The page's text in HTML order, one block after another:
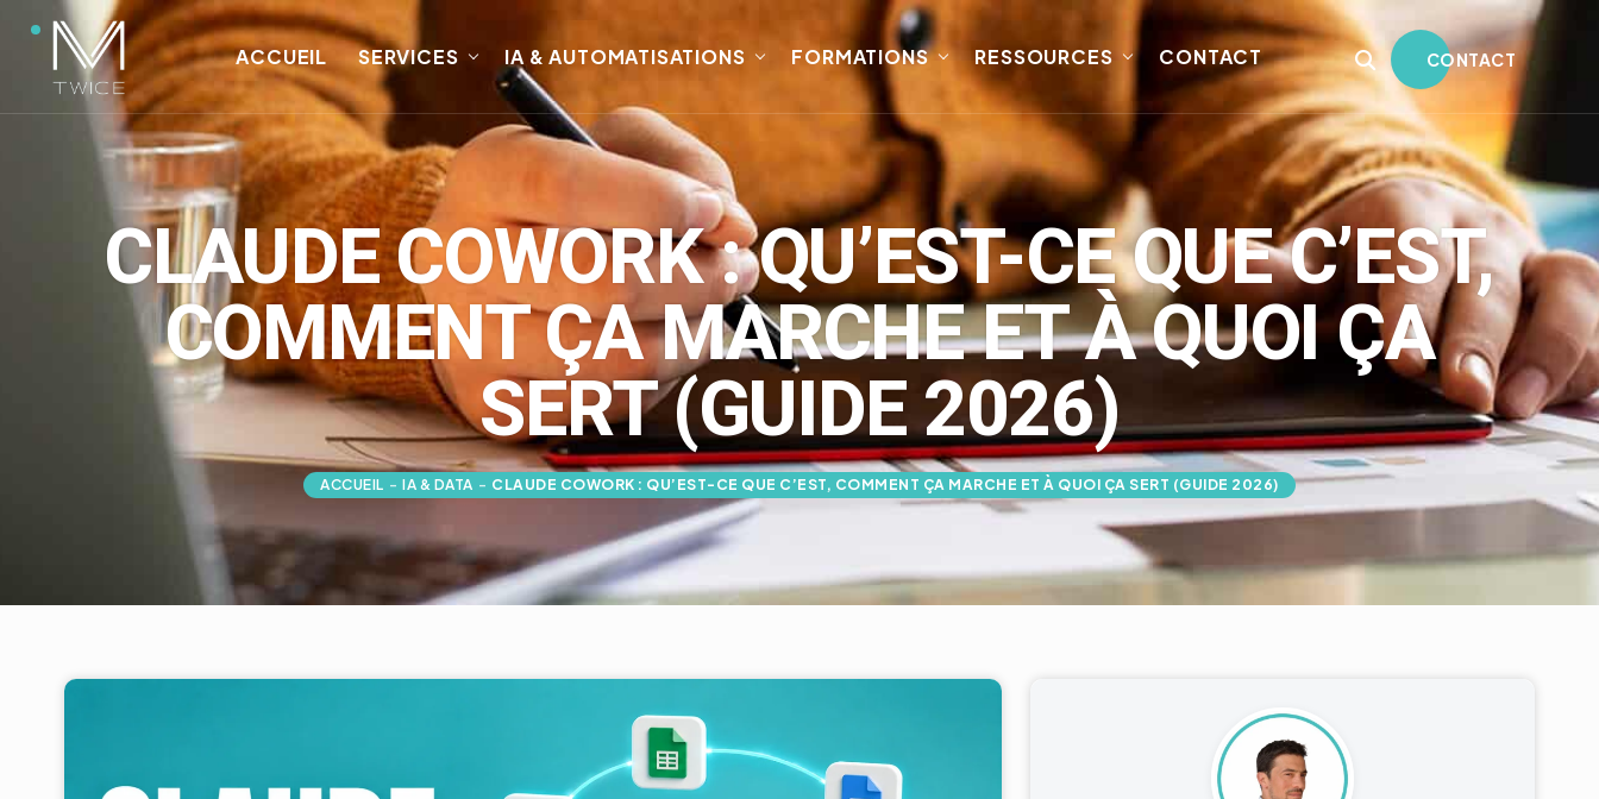
ACCUEIL SERVICES IA & AUTOMATISATIONS FORMATIONS RESSOURCES CONTACT CONTACT
CLAUDE COWORK : QU’EST-CE QUE C’EST,
COMMENT ÇA MARCHE ET À QUOI ÇA
SERT (GUIDE 2026)
ACCUEIL - IA & DATA - CLAUDE COWORK : QU’EST-CE QUE C’EST, COMMENT ÇA MARCHE ET À QUOI ÇA SERT (GUIDE 2026)